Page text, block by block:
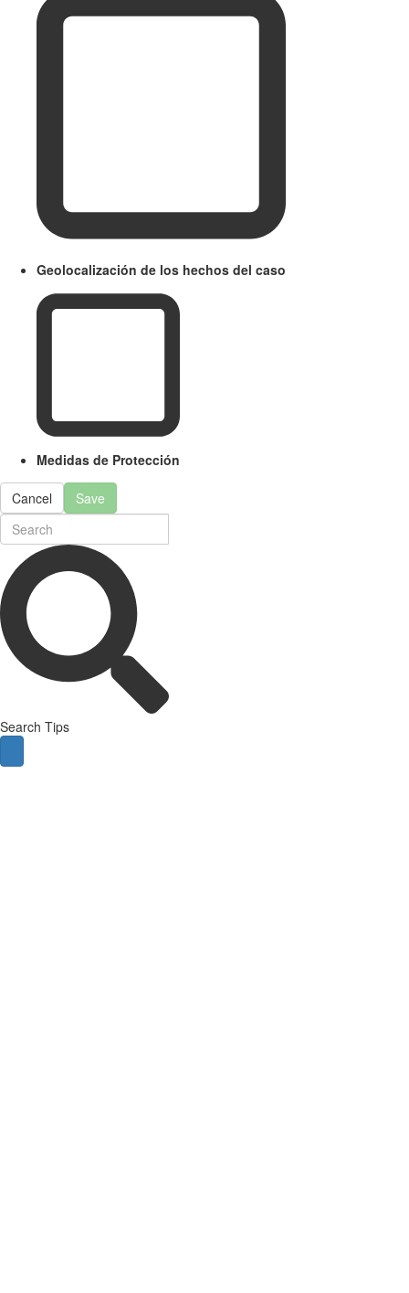
Geolocalización de los hechos del caso
Medidas de Protección
Cancel Save
Search Tips